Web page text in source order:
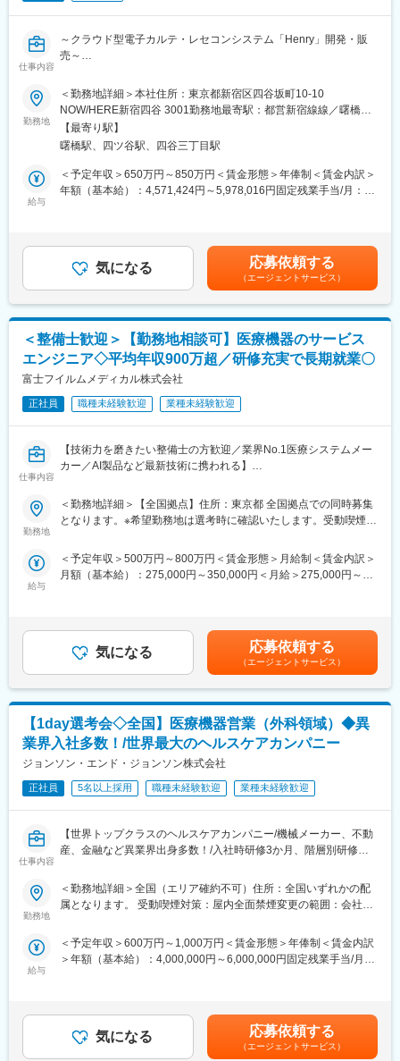
■職務詳細：
・販売代理店との協力／教育
・手術立ち会い／技術サポート
・データ分析に基づく戦略的アプローチ
■研修／フォロー体制：
入社後、早期立ち上がりが可能な研修・OJT制度を完備。座学研
修と先輩社員との同行で、着実に力をつけることができます。戦
■選考ポジション：
これまでのご経験やご希望に合わせてご紹介いたします。
・Cardiac Ablation Solutions
・Structural Heart
・SPINE
・Neuro Vascular
・Neuro Modulation 等
変更の範囲：会社の定める業務
仕事内容
～クラウド型電子カルテ・レセコンシステム「Henry」開発・販
売～
【募集背景】
「Henry」はリリースから3年が経ち、新規契約が着実に積み上が
るなかで、導入を終えた顧客群が急速に拡大しています。次のフ
ェーズで重要になるのが、これらの既存顧客に新機能を継続的に
届け、現場で"使える状態"まで定着させていくことです。 そこで
今回、機能の提供設計と実行体制を強化するため、本ポジション
の募集を開始しました。
です。提供戦略の設計から関係者との合意形成、定着支援、フィ
ードバックの開発還元までを担い、加えてカスタマーサクセスが
中長期で機能し続ける仕組みづくりと担当顧客との関係性改善も
【業務内容】
・既存顧客への提供戦略を設計する（先行提供・段階展開・対象
範囲・提供条件の定義）
・社内外の利害関係者（顧客・開発・セールス・サポート）との
合意形成
・利用開始ガイド・注意事項・説明資料など、現場定着に必要な
情報の整備・配信
・顧客フィードバックの収集・開発への還元・改善サイクルの実
行
・ハイタッチ／ロータッチを使い分けた顧客関係の維持・改善
整備・推進
・基幹ERPとして、機能変更の業務影響が大きい領域で「提供を
成立させる」意思決定と推進を担える
分の手で進められる
【クラウド型電子カルテ・レセコンシステム「Henry」につい
「社会課題を解決しつづけ、より良い世界をつくる」をミッショ
ンとして掲げ、社会課題のなかでも法令規制と業務の複雑性・専
門性が高く、取り組む難易度の高い「医療業界の業務改善」に現
在最注力しています。 主な事業として、我々は業界として25年ぶ
りとなる新しいレセプトシステム「Henry」（クラウド型電子カ
ルテ・レセコンシステム）を開発・販売しています。 「中小病院/
診療所の経営をHenryで改善し、高齢化社会を乗り越える礎を作
る」を目指し、今後中小病院をメインターゲットとして、導入拡
大を進めています。
勤務地
＜勤務地詳細＞本社住所：東京都新宿区四谷坂町10-10
NOW/HERE新宿四谷 3001勤務地最寄駅：都営新宿線線／曙橋駅
受動喫煙対策：敷地内全面禁煙変更の範囲：会社の定める事業所
（リモートワーク含む）
【最寄り駅】
曙橋駅、四ツ谷駅、四谷三丁目駅
給与
＜予定年収＞650万円～850万円＜賃金形態＞年俸制＜賃金内訳＞
年額（基本給）：4,571,424円～5,978,016円固定残業手当/月：
給与補足＞※面談を通じてスキル等をもとに決定します。賃金はあ
くまでも目安の金額であり、選考を通じて上下する可能性があり
ます。月給(月額)は固定手当を含めた表記です。
気になる 応募依頼する
（エージェントサービス）
＜整備士歓迎＞【勤務地相談可】医療機器のサービス
エンジニア◇平均年収900万超／研修充実で長期就業〇
富士フイルムメディカル株式会社
正社員 職種未経験歓迎 業種未経験歓迎
仕事内容
【技術力を磨きたい整備士の方歓迎／業界No.1医療システムメー
カー／AI製品など最新技術に携われる】
方募集！整備士としての経験を、医療機器の設置・保守に活かせ
ます。PACSやCT・MRIなどの高度な機器を扱い、病院の診断を
■PACSとは
imaging/enterprise-pacs
■仕事内容
医療機器や画像ネットワークシステムの設置、立ち上げ、定期点
検、トラブル対応など。医療現場の「安全とスピード」を守るプ
ロフェッショナルです。
入社後は、小田原にある研修センターにて、機械の解体・組み立
てなどの基礎技術を学び、先輩社員とのOJTを通じて、現場での
の方は早くキャッチアップいただけます！
※その他年間研修カリキュラムがあり、成熟度に応じて参加可能
■働き方の魅力
フレックス制度を導入しており、午前・午後の半休制度もあるた
実現できます。
休日・夜間の問い合わせはコールセンター対応であり、メリハリ
■待遇
平均年収907万円と医療機器メーカーでNo1の平均年収を誇り、住
宅手当・家族手当・借り上げ社宅等と手当がかなり充実しており
勤務地
＜勤務地詳細＞【全国拠点】住所：東京都 全国拠点での同時募集
となります。※希望勤務地は選考時に確認いたします。受動喫煙対
ーク含む）
給与
＜予定年収＞500万円～800万円＜賃金形態＞月給制＜賃金内訳＞
月額（基本給）：275,000円～350,000円＜月給＞275,000円～
歳/750万円(入社8年・経験11年、手当含)：月給37万円賃金はあく
までも目安の金額であり、選考を通じて上下する可能性がありま
す。月給(月額)は固定手当を含めた表記です。
気になる 応募依頼する
（エージェントサービス）
【1day選考会◇全国】医療機器営業（外科領域）◆異
業界入社多数！/世界最大のヘルスケアカンパニー
ジョンソン・エンド・ジョンソン株式会社
正社員 5名以上採用 職種未経験歓迎 業種未経験歓迎
仕事内容
【世界トップクラスのヘルスケアカンパニー/機械メーカー、不動
産、金融など異業界出身多数！/入社時研修3か月、階層別研修な
シェアの製品多数/インセンティブ制度/入社想定日：2026年10月1
日】
★個人の裁量が大きく、年齢・性別関係・社歴関係なく活躍でき
る環境です！
■業務詳細
担当エリアの病院（主に医師）に対し、当社にて扱っている製品
勤務地
＜勤務地詳細＞全国（エリア確約不可）住所：全国いずれかの配
属となります。 受動喫煙対策：屋内全面禁煙変更の範囲：会社の
給与
＜予定年収＞600万円～1,000万円＜賃金形態＞年俸制＜賃金内訳
＞年額（基本給）：4,000,000円～6,000,000円固定残業手当/月：
補足＞※ご経験やスキルを考慮し決定いたします。※上記はインセ
ンティブを含む金額です。賃金はあくまでも目安の金額であり、
選考を通じて上下する可能性があります。月給(月額)は固定手当を
気になる 応募依頼する
（エージェントサービス）